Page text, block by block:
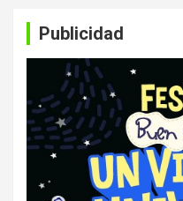
Publicidad